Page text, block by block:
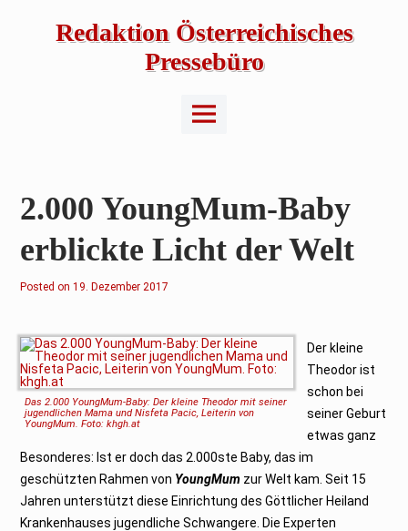
Redaktion Österreichisches
Pressebüro
Main
Menu
2.000 YoungMum-Baby
erblickte Licht der Welt
Posted on19. Dezember 2017
Das 2.000 YoungMum-Baby: Der kleine Theodor mit seiner
jugendlichen Mama und Nisfeta Pacic, Leiterin von
YoungMum. Foto: khgh.at
Der kleine
Theodor ist
schon bei
seiner Geburt
etwas ganz
Besonderes: Ist er doch das 2.000ste Baby, das im
geschützten Rahmen von YoungMum zur Welt kam. Seit 15
Jahren unterstützt diese Einrichtung des Göttlicher Heiland
Krankenhauses jugendliche Schwangere. Die Experten